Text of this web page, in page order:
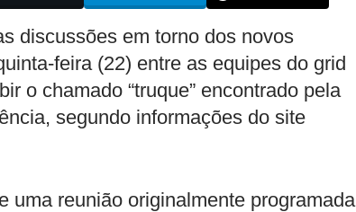
discussões em torno dos novos
feira (22) entre as equipes do grid
o chamado “truque” encontrado pela
segundo informações do site
uma reunião originalmente programada